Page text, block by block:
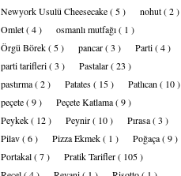
Newyork Usulü Cheesecake( 5 ) nohut( 2 )
Omlet( 4 ) osmanlı mutfağı( 1 )
Örgü Börek( 5 ) pancar( 3 ) Parti( 4 )
parti tarifleri( 3 ) Pastalar( 23 )
pastırma( 2 ) Patates( 15 ) Patlıcan ( 10 )
peçete( 9 ) Peçete Katlama( 9 )
Peykek( 12 ) Peynir( 10 ) Pırasa( 3 )
Pilav( 6 ) Pizza Ekmek( 1 ) Poğaça( 9 )
Portakal( 7 ) Pratik Tarifler( 105 )